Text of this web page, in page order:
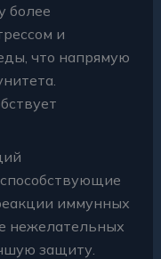
более
и
что напрямую
иммунных
нежелательных
защиту.